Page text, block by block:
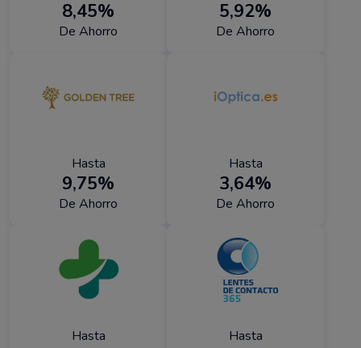
8,45%
De Ahorro
5,92%
De Ahorro
Hasta
9,75%
De Ahorro
Hasta
3,64%
De Ahorro
Hasta Hasta